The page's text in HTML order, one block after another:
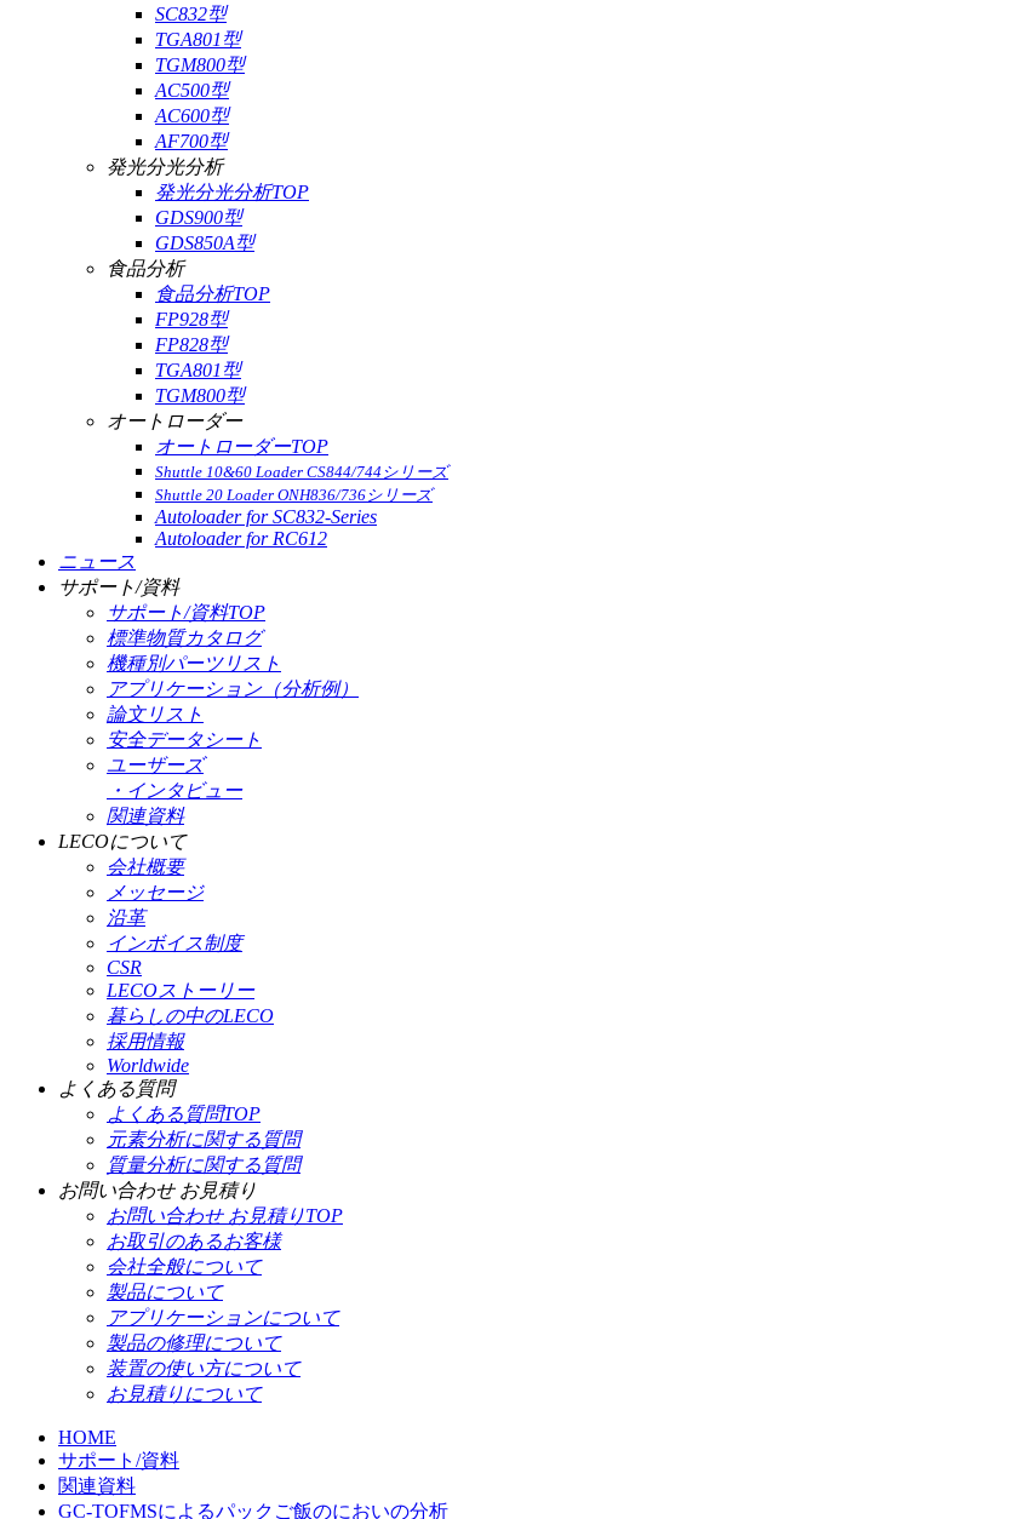
SC832型
TGA801型
TGM800型
AC500型
AC600型
AF700型
発光分光分析
発光分光分析TOP
GDS900型
GDS850A型
食品分析
食品分析TOP
FP928型
FP828型
TGA801型
TGM800型
オートローダー
オートローダーTOP
Shuttle 10&60 Loader CS844/744シリーズ
Shuttle 20 Loader ONH836/736シリーズ
Autoloader for SC832-Series
Autoloader for RC612
ニュース
サポート/資料
サポート/資料TOP
標準物質カタログ
機種別パーツリスト
アプリケーション（分析例）
論文リスト
安全データシート
ユーザーズ
・インタビュー
関連資料
LECOについて
会社概要
メッセージ
沿革
インボイス制度
CSR
LECOストーリー
暮らしの中のLECO
採用情報
Worldwide
よくある質問
よくある質問TOP
元素分析に関する質問
質量分析に関する質問
お問い合わせ お見積り
お問い合わせ お見積りTOP
お取引のあるお客様
会社全般について
製品について
アプリケーションについて
製品の修理について
装置の使い方について
お見積りについて
HOME
サポート/資料
関連資料
GC-TOFMSによるパックご飯のにおいの分析